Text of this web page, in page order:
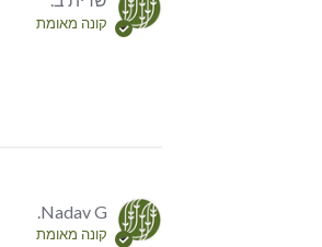
קונה מאומת
Nadav G.
קונה מאומת